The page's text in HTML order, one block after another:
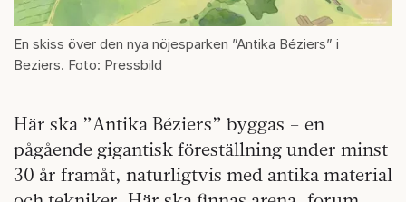
En skiss över den nya nöjesparken ”Antika Béziers” i
Beziers. Foto: Pressbild
Här ska ”Antika Béziers” byggas – en
pågående gigantisk föreställning under minst
30 år framåt, naturligtvis med antika material